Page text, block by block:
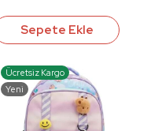
Sepete Ekle
Ücretsiz Kargo
Yeni